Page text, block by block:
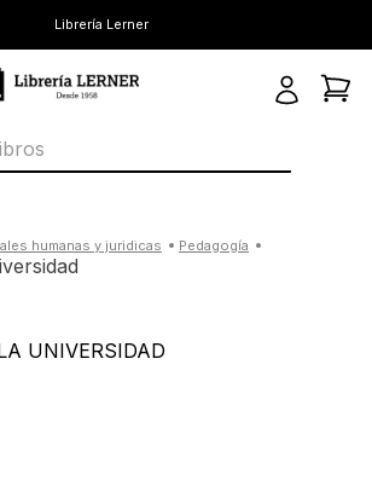
Librería Lerner
humanas y juridicas pedagogía